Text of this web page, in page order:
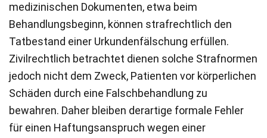
medizinischen Dokumenten, etwa beim
Behandlungsbeginn, können strafrechtlich den
Tatbestand einer Urkundenfälschung erfüllen.
Zivilrechtlich betrachtet dienen solche Strafnormen
jedoch nicht dem Zweck, Patienten vor körperlichen
Schäden durch eine Falschbehandlung zu
bewahren. Daher bleiben derartige formale Fehler
für einen Haftungsanspruch wegen einer